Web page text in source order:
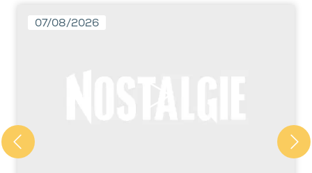
07/08/2026